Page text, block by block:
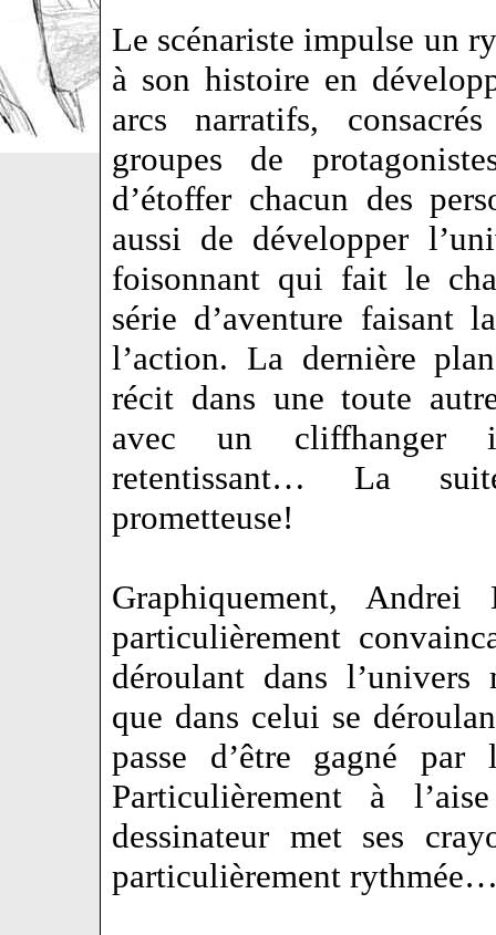
Le scénariste impulse un
à son histoire en
arcs narratifs,
groupes de
d’étoffer chacun des
aussi de développer
foisonnant qui fait le
série d’aventure faisant
l’action. La dernière
récit dans une toute
avec un cliffhanger
retentissant… La
prometteuse!
Graphiquement,
particulièrement
déroulant dans l’univers
que dans celui se
passe d’être gagné
Particulièrement à
dessinateur met ses
particulièrement